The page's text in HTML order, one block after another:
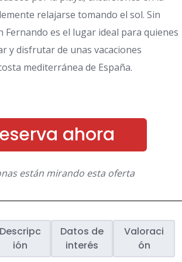
relajarse tomando el sol. Sin
Fernando es el lugar ideal para quienes
y disfrutar de unas vacaciones
mediterránea de España.
ahora
están mirando esta oferta
Descripc
ión
Datos de
interés
Valoraci
ón